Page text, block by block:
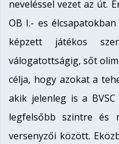
neveléssel vezet az út.
OB I.- es
képzett játékos
válogatottságig, sőt
célja, hogy azokat a
akik jelenleg is a
legfelsőbb szintre és
versenyzői között.